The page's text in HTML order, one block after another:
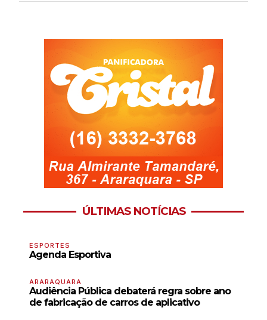
ÚLTIMAS NOTÍCIAS
ESPORTES
Agenda Esportiva
ARARAQUARA
Audiência Pública debaterá regra sobre ano
de fabricação de carros de aplicativo